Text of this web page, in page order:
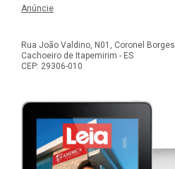
Anúncie
Rua João Valdino, N01, Coronel Borges
Cachoeiro de Itapemirim - ES
CEP: 29306-010